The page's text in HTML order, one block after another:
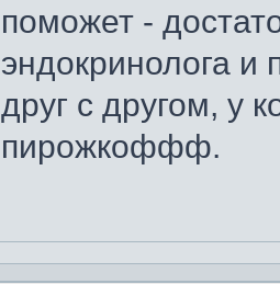
поможет -
эндокринолога и
друг с другом, у
пирожкоффф.